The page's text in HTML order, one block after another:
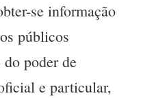
se informação
públicos
poder de
e particular,